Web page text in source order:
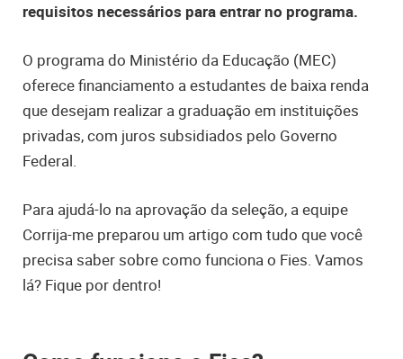
requisitos necessários para entrar no programa.
O programa do Ministério da Educação (MEC)
oferece financiamento a estudantes de baixa renda
que desejam realizar a graduação em instituições
privadas,com juros subsidiados pelo Governo
Federal.
Para ajudá-lo na aprovação da seleção, a equipe
Corrija-me preparou um artigo com tudo que você
precisa saber sobre como funciona o Fies. Vamos
lá? Fique por dentro!